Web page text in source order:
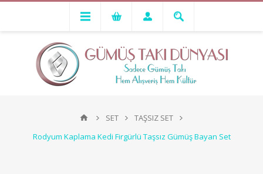
SET
TAŞSIZ SET
Rodyum Kaplama Kedi Firgürlü Taşsız Gümüş Bayan Set